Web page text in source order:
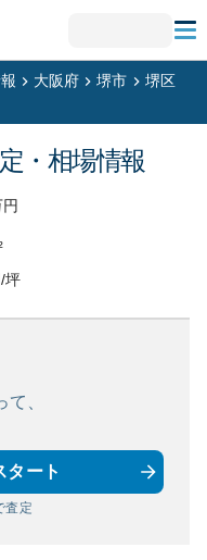
大阪府 堺市
堺区
・相場情報
坪
、
タート
査定